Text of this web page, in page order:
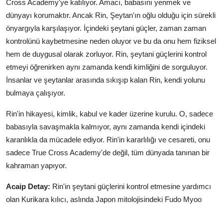
Cross Academy'ye katılıyor. Amacı, babasını yenmek ve
dünyayı korumaktır. Ancak Rin, Şeytan'ın oğlu olduğu için sürekli
önyargıyla karşılaşıyor. İçindeki şeytani güçler, zaman zaman
kontrolünü kaybetmesine neden oluyor ve bu da onu hem fiziksel
hem de duygusal olarak zorluyor. Rin, şeytani güçlerini kontrol
etmeyi öğrenirken aynı zamanda kendi kimliğini de sorguluyor.
İnsanlar ve şeytanlar arasında sıkışıp kalan Rin, kendi yolunu
bulmaya çalışıyor.
Rin'in hikayesi, kimlik, kabul ve kader üzerine kurulu. O, sadece
babasıyla savaşmakla kalmıyor, aynı zamanda kendi içindeki
karanlıkla da mücadele ediyor. Rin'in kararlılığı ve cesareti, onu
sadece True Cross Academy'de değil, tüm dünyada tanınan bir
kahraman yapıyor.
Acaip Detay: Rin'in şeytani güçlerini kontrol etmesine yardımcı
olan Kurikara kılıcı, aslında Japon mitolojisindeki Fudo Myoo